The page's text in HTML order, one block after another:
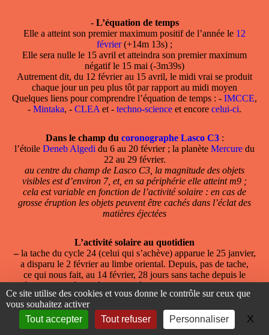
- L’équation de temps
Elle a atteint son premier maximum positif de l’année le 12
février(+14m 13s) ;
Elle sera nulle le 15 avril et atteindra son premier maximum
négatif le 15 mai (-3m39s)
Autrement dit, du 12 février au 15 avril, le midi vrai se produit
chaque jour un peu plus tôt par rapport au midi moyen
Quelques liens pour comprendre l’équation de temps : - IMCCE,
- Mintaka, - CLEA et - techno-science et encore celui-ci.
Dans le champ du coronographe Lasco C3:
l’étoile Deneb Algedi du 6 au 20 février ; la planète Mercure du
22 au 29 février.
au centre du champ de Lasco C3, la magnitude des objets
visibles est d’environ 7, et, en sa périphérie elle atteint m9 ;
cela est variable en fonction de l’activité solaire : en cas de
grosse éruption les objets peuvent être cachés dans l’éclat des
matières éjectées
L’activité solaire au quotidien
–la tache du cycle 24 (celui qui s’achève) apparue le 25 janvier,
a disparu le 2 février au limbe oriental. Depuis, pas de tache,
ce qui nous fait, au 14 février, 28 jours sans tache depuis le
début de l’année, après une année 2019 record avec 281 jours
sans taches
–D’autres petites taches éphémères du nouveau cycle sont déjà
apparues le 20 décembre 2016,
le 8 avril et le 17 novembre 2018, le 28 mai, le 1er et le 7 juillet,
Ce site utilise des cookies et vous donne le contrôle sur ceux que
vous souhaitez activer
Tout accepter
Tout refuser Personnaliser X